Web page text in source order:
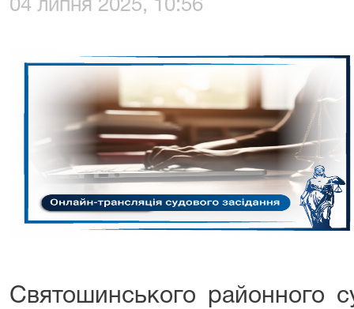
04 липня 2025, 10:56
Святошинського районного